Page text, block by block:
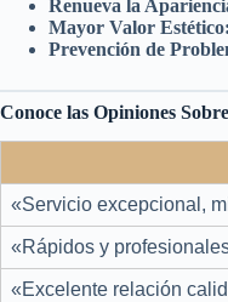
Renueva la
Mayor Valor Estético:
Prevención de
Conoce las Opiniones
«Servicio excepcional,
«Rápidos y
«Excelente relación